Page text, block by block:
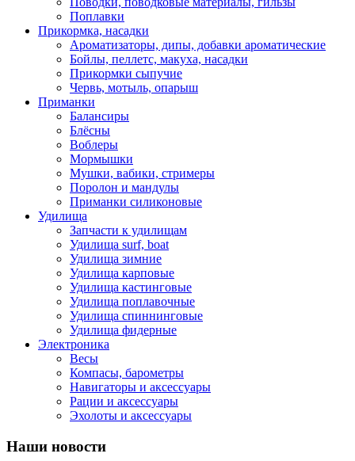
Поплавки
Прикормка, насадки
Ароматизаторы, дипы, добавки ароматические
Бойлы, пеллетс, макуха, насадки
Прикормки сыпучие
Червь, мотыль, опарыш
Приманки
Балансиры
Блёсны
Воблеры
Мормышки
Мушки, вабики, стримеры
Поролон и мандулы
Приманки силиконовые
Удилища
Запчасти к удилищам
Удилища surf, boat
Удилища зимние
Удилища карповые
Удилища кастинговые
Удилища поплавочные
Удилища спиннинговые
Удилища фидерные
Электроника
Весы
Компасы, барометры
Навигаторы и аксессуары
Рации и аксессуары
Эхолоты и аксессуары
Наши новости